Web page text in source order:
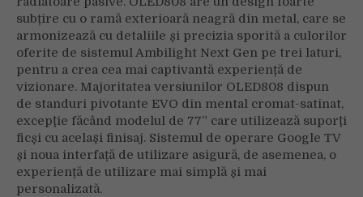
subțire cu o ramă exterioară neagră din metal, care se
armonizează cu detaliile și precizia sporită a culorilor
oferite de sistemul Ambilight Next Gen pe trei laturi,
pentru a crea cea mai captivantă experiență de
vizionare. Majoritatea versiunilor OLED808 dispun
de standuri pivotante EVO din mental cromat-satinat,
excepţie făcând modelul de 77” care utilizează suporţi
ficși cu acelaşi finisaj. Sistemul de operare Google TV
și noua interfață de utilizare asigură, de asemenea, o
experiență de utilizare mai simplă și mai
personalizată.